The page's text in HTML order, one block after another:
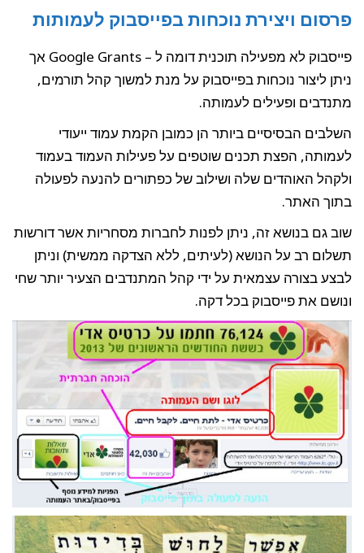
פרסום ויצירת נוכחות בפייסבוק לעמותות
פייסבוק לא מפעילה תוכנית דומה ל – Google Grants אך
ניתן ליצור נוכחות בפייסבוק על מנת למשוך קהל תורמים,
מתנדבים ופעילים לעמותה.
השלבים הבסיסיים ביותר הן כמובן הקמת עמוד ייעודי
לעמותה, הפצת תכנים שוטפים על פעילות העמוד בעמוד
ולקהל האוהדים שלה ושילוב של כפתורים להנעה לפעולה
בתוך האתר.
שוב גם בנושא זה, ניתן לפנות לחברות מסחריות אשר דורשות
תשלום רב על הנושא (לעיתים, ללא הצדקה ממשית) וניתן
לבצע בצורה עצמאית על ידי קהל המתנדבים הצעיר יותר שחי
ונושם את פייסבוק בכל דקה.